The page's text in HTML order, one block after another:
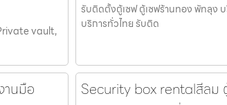
vault,
รับติดตั้งตู้เซฟ ตู้เซฟร้านทอง พัทลุง
บริการทั่วไทย รับติด
านมือ
Security box rentalสีลม